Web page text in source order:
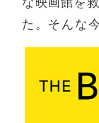
た。そんな